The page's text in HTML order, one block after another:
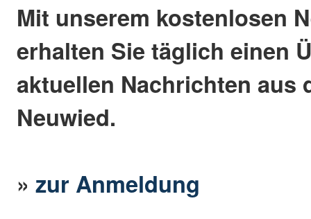
Mit unserem kostenlosen
erhalten Sie täglich einen
aktuellen Nachrichten aus
Neuwied.
»zur Anmeldung